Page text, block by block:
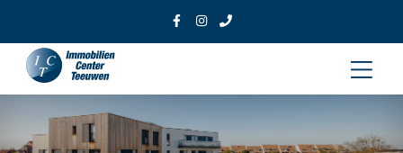
Inhalt
springen